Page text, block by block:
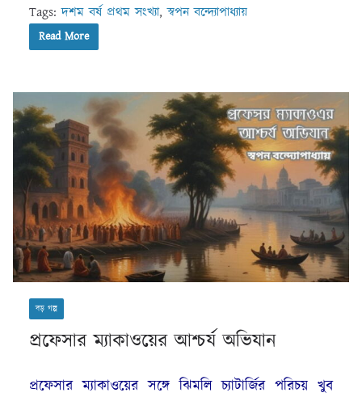
Tags:দশম বর্ষ প্রথম সংখ্যা,স্বপন বন্দ্যোপাধ্যায়
Read More
বড় গল্প
প্রফেসার ম্যাকাওয়ের আশ্চর্য অভিযান
প্রফেসার ম্যাকাওয়ের সঙ্গে ঝিমলি চ্যাটার্জির পরিচয় খুব